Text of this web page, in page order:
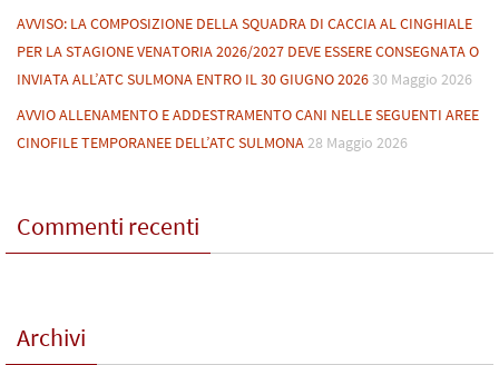
AVVISO: LA COMPOSIZIONE DELLA SQUADRA DI CACCIA AL CINGHIALE
PER LA STAGIONE VENATORIA 2026/2027 DEVE ESSERE CONSEGNATA O
INVIATA ALL’ATC SULMONA ENTRO IL 30 GIUGNO 202630 Maggio 2026
AVVIO ALLENAMENTO E ADDESTRAMENTO CANI NELLE SEGUENTI AREE
CINOFILE TEMPORANEE DELL’ATC SULMONA28 Maggio 2026
Commenti recenti
Archivi